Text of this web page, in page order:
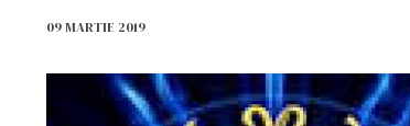
09 MARTIE 2019